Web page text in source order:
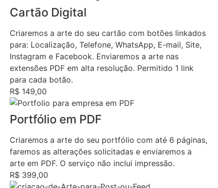
Cartão Digital
Criaremos a arte do seu cartão com botões linkados
para: Localização, Telefone, WhatsApp, E-mail, Site,
Instagram e Facebook. Enviaremos a arte nas
extensões PDF em alta resolução. Permitido 1 link
para cada botão.
R$ 149,00
Portfólio em PDF
Criaremos a arte do seu portfólio com até 6 páginas,
faremos as alterações solicitadas e enviaremos a
arte em PDF. O serviço não inclui impressão.
R$ 399,00